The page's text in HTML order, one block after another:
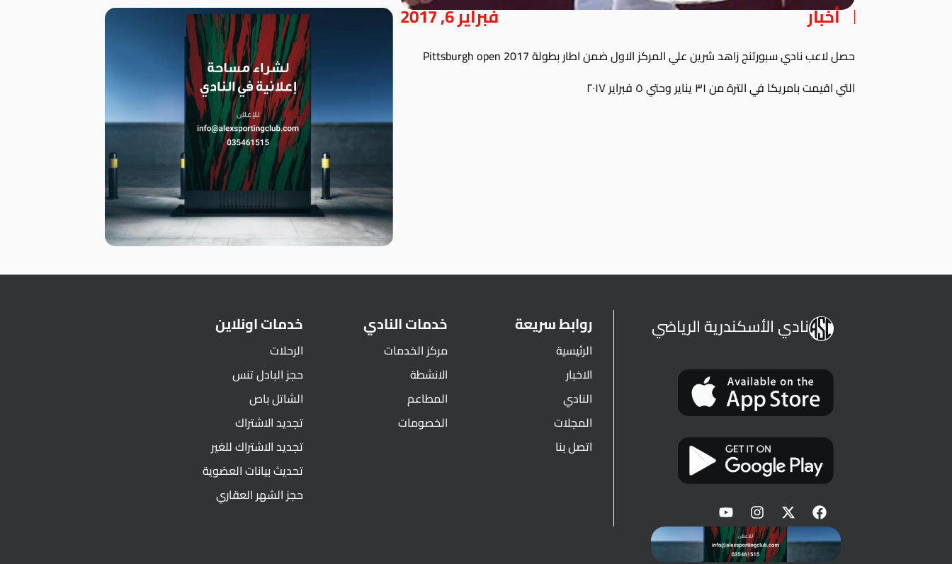
أخبار فبراير 6, 2017
حصل لاعب نادي سبورتنج زاهد شرين علي المركز الاول ضمن اطار بطولة Pittsburgh open 2017
التي اقيمت بامريكا في الترة من ٣١ يناير وحتي ٥ فبراير ٢٠١٧
نادي الأسكندرية الرياضي روابط سريعة
الرئيسية
الاخبار
النادي
المجلات
اتصل بنا
خدمات النادي
مركز الخدمات
الانشطة
المطاعم
الخصومات
خدمات اونلاين
الرحلات
حجز البادل تنس
الشاتل باص
تجديد الاشتراك
تجديد الاشتراك للغير
تحديث بيانات العضوية
حجز الشهر العقاري